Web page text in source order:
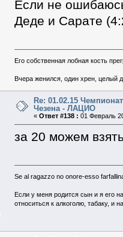
Если не
Деде и Сарате
Его собственная лобная кость
Вчера женился, один хрен, целый
Re: 01.02.15
Чезена - ЛАЦИО
«Ответ #138 : 01 Февраль
за 20 можем
Se al ragazzo no onore-esso
Если у меня родится сын и я его
относиться к алкоголю, табаку, и